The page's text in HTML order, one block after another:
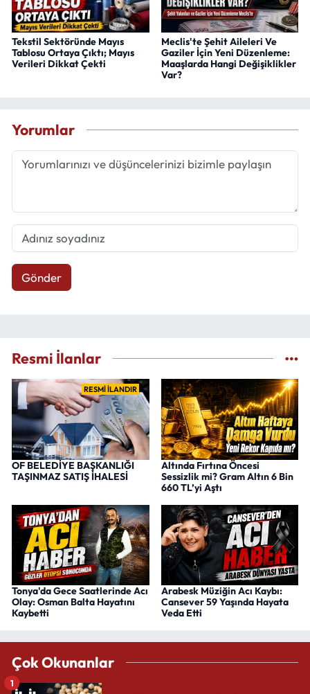
Tekstil Sektöründe Mayıs
Tablosu Ortaya Çıktı; Mayıs
Verileri Dikkat Çekti
Meclis'te Şehit Aileleri Ve
Gaziler İçin Yeni Düzenleme:
Maaşlarda Hangi Değişiklikler
Var?
Yorumlar
Gönder
Resmi İlanlar
RESMİ İLANDIR
OF BELEDİYE BAŞKANLIĞI
TAŞINMAZ SATIŞ İHALESİ
Altında Fırtına Öncesi
Sessizlik mi? Gram Altın 6 Bin
660 TL’yi Aştı
Tonya'da Gece Saatlerinde Acı
Olay: Osman Balta Hayatını
Kaybetti
Arabesk Müziğin Acı Kaybı:
Cansever 59 Yaşında Hayata
Veda Etti
Çok Okunanlar
1